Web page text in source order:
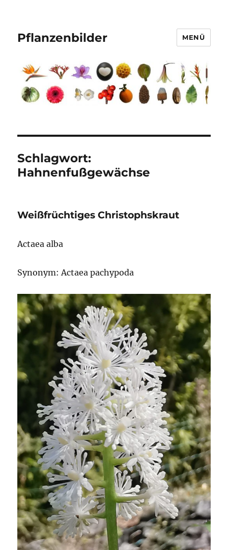
Pflanzenbilder MENÜ
Schlagwort:
Hahnenfußgewächse
Weißfrüchtiges Christophskraut
Actaea alba
Synonym: Actaea pachypoda